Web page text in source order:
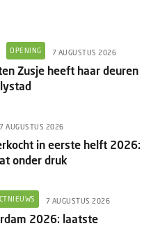
OPENING 7 AUGUSTUS 2026
Zusje heeft haar deuren
7 AUGUSTUS 2026
in eerste helft 2026:
onder druk
7 AUGUSTUS 2026
2026: laatste